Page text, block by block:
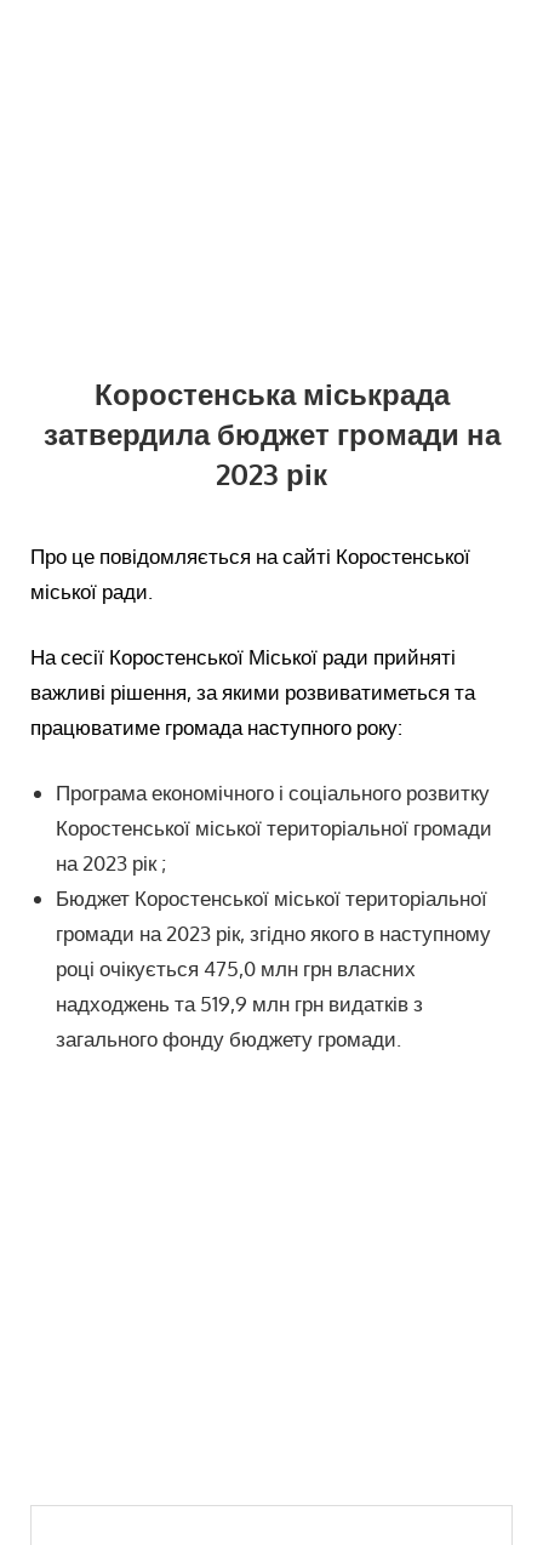
Коростенська міськрада
затвердила бюджет громади на
2023 рік
Про це повідомляється на сайті Коростенської
міської ради.
На сесії Коростенської Міської ради прийняті
важливі рішення, за якими розвиватиметься та
працюватиме громада наступного року:
Програма економічного і соціального розвитку
Коростенської міської територіальної громади
на 2023 рік ;
Бюджет Коростенської міської територіальної
громади на 2023 рік, згідно якого в наступному
році очікується 475,0 млн грн власних
надходжень та 519,9 млн грн видатків з
загального фонду бюджету громади.